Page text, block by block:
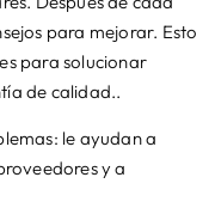
para mejorar. Esto
para solucionar
de calidad..
le ayudan a
y a